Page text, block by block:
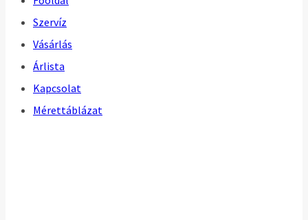
Szervíz
Vásárlás
Árlista
Kapcsolat
Mérettáblázat